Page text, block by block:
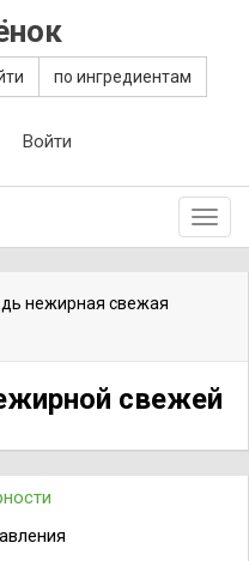
по ингредиентам
Войти
нежирная свежая
свежей